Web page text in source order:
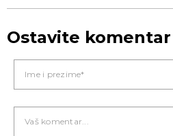
Ostavite komentar